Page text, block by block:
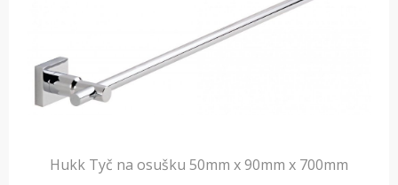
Hukk Tyč na osušku 50mm x 90mm x 700mm